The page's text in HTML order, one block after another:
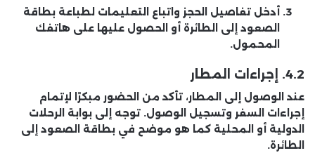
أدخل تفاصيل الحجز واتباع التعليمات لطباعة بطاقة
الصعود إلى الطائرة أو الحصول عليها على هاتفك
المحمول.
4.2. إجراءات المطار
عند الوصول إلى المطار، تأكد من الحضور مبكرًا لإتمام
إجراءات السفر وتسجيل الوصول. توجه إلى بوابة الرحلات
الدولية أو المحلية كما هو موضح في بطاقة الصعود إلى
الطائرة.